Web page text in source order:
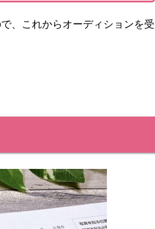
、これからオーディションを受